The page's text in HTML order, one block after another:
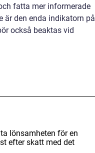
fatta mer informerade
är den enda indikatorn på
också beaktas vid
lönsamheten för en
efter skatt med det